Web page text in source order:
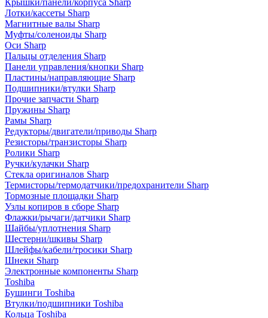
Крышки/панели/корпуса Sharp
Лотки/кассеты Sharp
Магнитные валы Sharp
Муфты/соленоиды Sharp
Оси Sharp
Пальцы отделения Sharp
Панели управления/кнопки Sharp
Пластины/направляющие Sharp
Подшипники/втулки Sharp
Прочие запчасти Sharp
Пружины Sharp
Рамы Sharp
Редукторы/двигатели/приводы Sharp
Резисторы/транзисторы Sharp
Ролики Sharp
Ручки/кулачки Sharp
Стекла оригиналов Sharp
Термисторы/термодатчики/предохранители Sharp
Тормозные площадки Sharp
Узлы копиров в сборе Sharp
Флажки/рычаги/датчики Sharp
Шайбы/уплотнения Sharp
Шестерни/шкивы Sharp
Шлейфы/кабели/тросики Sharp
Шнеки Sharp
Электронные компоненты Sharp
Toshiba
Бушинги Toshiba
Втулки/подшипники Toshiba
Кольца Toshiba